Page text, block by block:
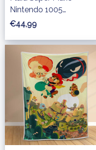
Nintendo 1005
Couverture Polaire Plaid
€44,99